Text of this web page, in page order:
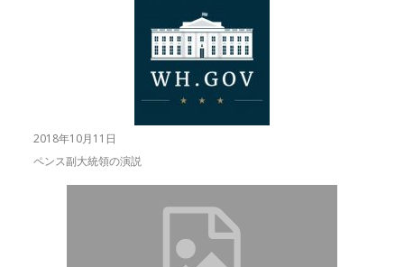
2018年10月11日
ペンス副大統領の演説